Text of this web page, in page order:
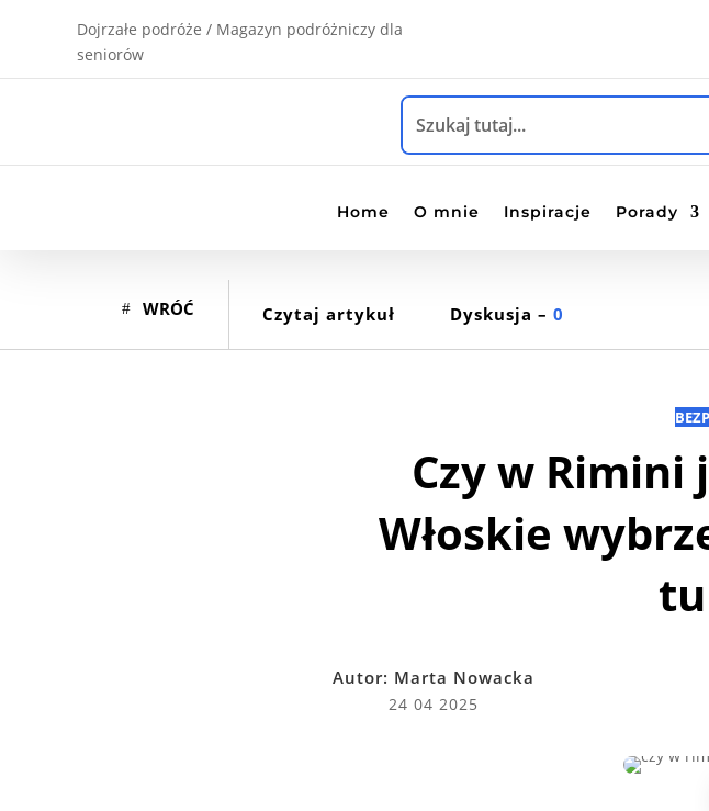
Dojrzałe podróże / Magazyn podróżniczy dla
seniorów
Home O mnie Inspiracje Porady
WRÓĆ Czytaj artykuł Dyskusja – 0
Czy w Rimini
Włoskie
Autor: Marta Nowacka
24 04 2025